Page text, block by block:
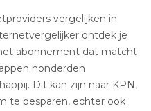
vergelijken in
ontdek je
abonnement dat matcht
honderden
Dit kan zijn naar KPN,
te besparen, echter ook